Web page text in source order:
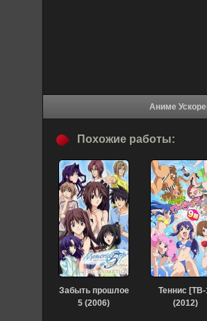
Похожие работы:
Забыть прошлое
5 (2006)
Теннис [ТВ-
(2012)